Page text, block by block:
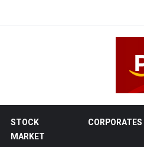
STOCK
MARKET
CORPORATES